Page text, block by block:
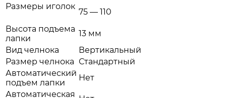
Размеры иголок
75 — 110
Высота подъема
лапки
13 мм
Вид челнока
Вертикальный
Размер челнока Стандартный
Автоматический
подъем лапки
Нет
Автоматическая